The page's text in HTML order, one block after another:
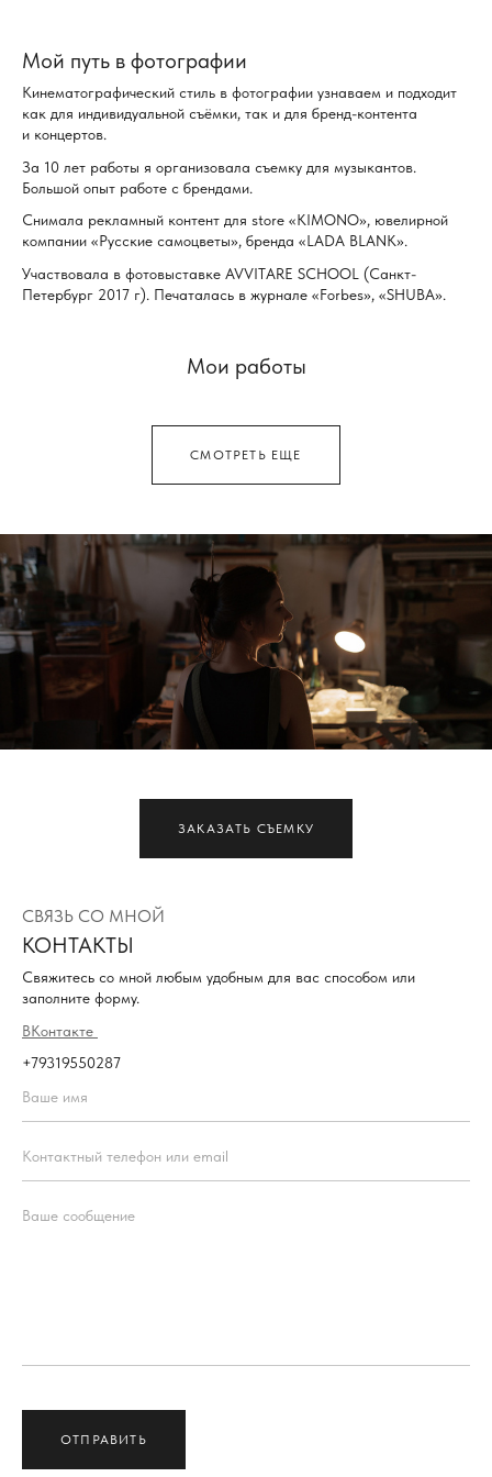
Мой путь в фотографии
Кинематографический стиль в фотографии узнаваем и подходит
как для индивидуальной съёмки, так и для бренд-контента
и концертов.
За 10 лет работы я организовала съемку для музыкантов.
Большой опыт работе с брендами.
Снимала рекламный контент для store «KIMONO», ювелирной
компании «Русские самоцветы», бренда «LADA BLANK».
Участвовала в фотовыставке AVVITARE SCHOOL (Санкт-
Петербург 2017 г). Печаталась в журнале «Forbes», «SHUBA».
Мои работы
СМОТРЕТЬ ЕЩЕ
ЗАКАЗАТЬ СЪЕМКУ
СВЯЗЬ СО МНОЙ
КОНТАКТЫ
Свяжитесь со мной любым удобным для вас способом или
заполните форму.
ВКонтакте
+79319550287
ОТПРАВИТЬ